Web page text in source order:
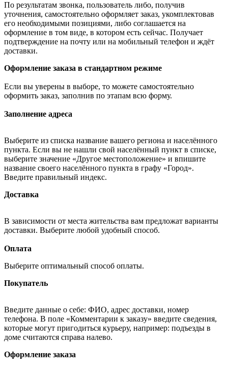
По результатам звонка, пользователь либо, получив
уточнения, самостоятельно оформляет заказ, укомплектовав
его необходимыми позициями, либо соглашается на
оформление в том виде, в котором есть сейчас. Получает
подтверждение на почту или на мобильный телефон и ждёт
доставки.
Оформление заказа в стандартном режиме
Если вы уверены в выборе, то можете самостоятельно
оформить заказ, заполнив по этапам всю форму.
Заполнение адреса
Выберите из списка название вашего региона и населённого
пункта. Если вы не нашли свой населённый пункт в списке,
выберите значение «Другое местоположение» и впишите
название своего населённого пункта в графу «Город».
Введите правильный индекс.
Доставка
В зависимости от места жительства вам предложат варианты
доставки. Выберите любой удобный способ.
Оплата
Выберите оптимальный способ оплаты.
Покупатель
Введите данные о себе: ФИО, адрес доставки, номер
телефона. В поле «Комментарии к заказу» введите сведения,
которые могут пригодиться курьеру, например: подъезды в
доме считаются справа налево.
Оформление заказа